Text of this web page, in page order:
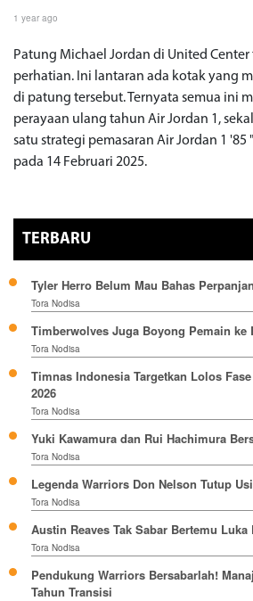
1 year ago
Patung Michael Jordan di United
perhatian. Ini lantaran ada kotak yang
di patung tersebut. Ternyata semua ini
perayaan ulang tahun Air Jordan 1,
satu strategi pemasaran Air Jordan 1
pada 14 Februari 2025.
TERBARU
Tyler Herro Belum Mau Bahas
Tora Nodisa
Timberwolves Juga Boyong Pemain ke
Tora Nodisa
Timnas Indonesia Targetkan Lolos
2026
Tora Nodisa
Yuki Kawamura dan Rui Hachimura
Tora Nodisa
Legenda Warriors Don Nelson Tutup
Tora Nodisa
Austin Reaves Tak Sabar Bertemu
Tora Nodisa
Pendukung Warriors Bersabarlah!
Tahun Transisi